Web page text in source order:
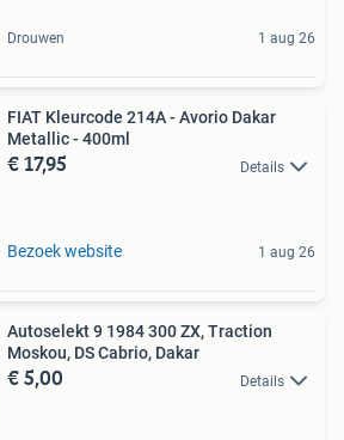
Drouwen 1 aug 26
FIAT Kleurcode 214A - Avorio Dakar
Metallic - 400ml
€ 17,95 Details
Bezoek website 1 aug 26
Autoselekt 9 1984 300 ZX, Traction
Moskou, DS Cabrio, Dakar
€ 5,00 Details